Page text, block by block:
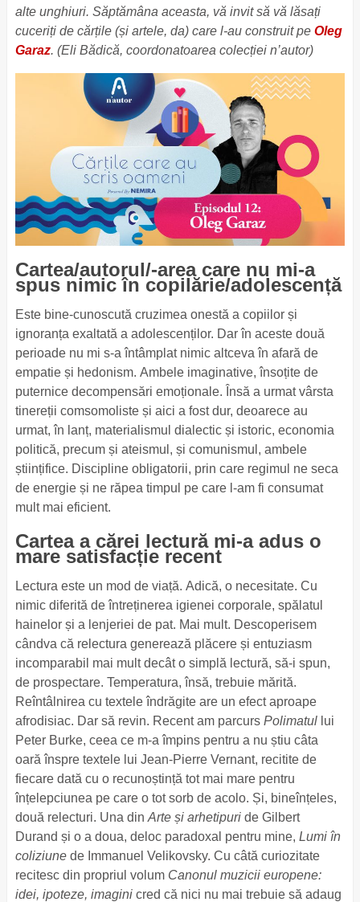
alte unghiuri. Săptămâna aceasta, vă invit să vă lăsați
cuceriți de cărțile (și artele, da) care l-au construit pe Oleg
Garaz. (Eli Bădică, coordonatoarea colecției n’autor)
Cartea/autorul/-area care nu mi-a
spus nimic în copilărie/adolescență
Este bine-cunoscută cruzimea onestă a copiilor și
ignoranța exaltată a adolescenților. Dar în aceste două
perioade nu mi s-a întâmplat nimic altceva în afară de
empatie și hedonism. Ambele imaginative, însoțite de
puternice decompensări emoționale. Însă a urmat vârsta
tinereții comsomoliste și aici a fost dur, deoarece au
urmat, în lanț, materialismul dialectic și istoric, economia
politică, precum și ateismul, și comunismul, ambele
științifice. Discipline obligatorii, prin care regimul ne seca
de energie și ne răpea timpul pe care l-am fi consumat
mult mai eficient.
Cartea a cărei lectură mi-a adus o
mare satisfacție recent
Lectura este un mod de viață. Adică, o necesitate. Cu
nimic diferită de întreținerea igienei corporale, spălatul
hainelor și a lenjeriei de pat. Mai mult. Descoperisem
cândva că relectura generează plăcere și entuziasm
incomparabil mai mult decât o simplă lectură, să-i spun,
de prospectare. Temperatura, însă, trebuie mărită.
Reîntâlnirea cu textele îndrăgite are un efect aproape
afrodisiac. Dar să revin. Recent am parcurs Polimatullui
Peter Burke, ceea ce m-a împins pentru a nu știu câta
oară înspre textele lui Jean-Pierre Vernant, recitite de
fiecare dată cu o recunoștință tot mai mare pentru
înțelepciunea pe care o tot sorb de acolo. Și, bineînțeles,
două relecturi. Una din Arte și arhetipuride Gilbert
Durand și o a doua, deloc paradoxal pentru mine, Lumi în
coliziunede Immanuel Velikovsky. Cu câtă curiozitate
recitesc din propriul volum Canonul muzicii europene:
idei, ipoteze, imaginicred că nici nu mai trebuie să adaug